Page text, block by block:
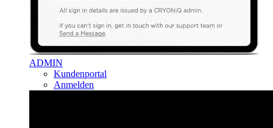
ADMIN
Kundenportal
Anmelden